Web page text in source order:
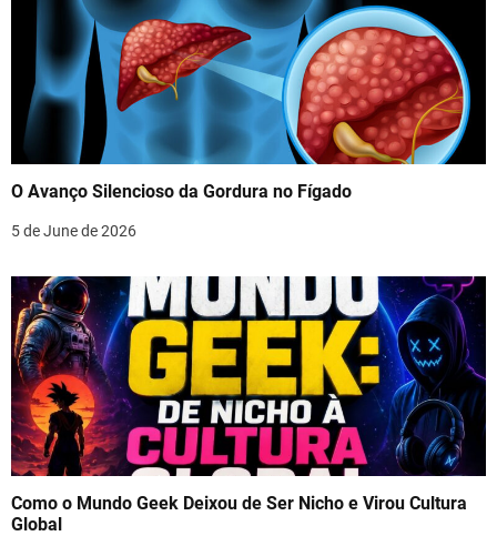
O Avanço Silencioso da Gordura no Fígado
5 de June de 2026
Como o Mundo Geek Deixou de Ser Nicho e Virou Cultura
Global